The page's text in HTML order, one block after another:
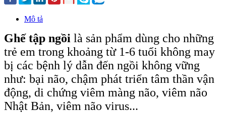
Mô tả
Ghế tập ngồi là sản phẩm dùng cho những
trẻ em trong khoảng từ 1-6 tuổi không may
bị các bệnh lý dẫn đến ngồi không vững
như: bại não, chậm phát triển tâm thần vận
động, di chứng viêm màng não, viêm não
Nhật Bản, viêm não virus...